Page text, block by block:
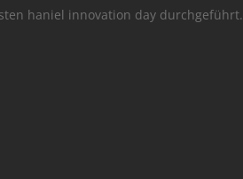
haniel innovation day durchgeführt.